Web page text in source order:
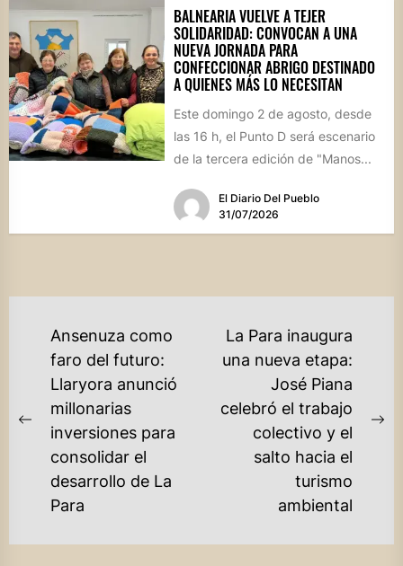
BALNEARIA VUELVE A TEJER
SOLIDARIDAD: CONVOCAN A UNA
NUEVA JORNADA PARA
CONFECCIONAR ABRIGO DESTINADO
A QUIENES MÁS LO NECESITAN
Este domingo 2 de agosto, desde
las 16 h, el Punto D será escenario
de la tercera edición de "Manos...
El Diario Del Pueblo
31/07/2026
NAVEGACIÓN
ENTRADAS
Previous
post:
Ansenuza como
faro del futuro:
Llaryora anunció
millonarias
inversiones para
consolidar el
desarrollo de La
Para
La Para inaugura
una nueva etapa:
José Piana
celebró el trabajo
colectivo y el
salto hacia el
turismo
ambiental